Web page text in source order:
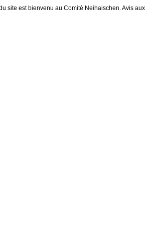
site est bienvenu au Comité Neihaischen. Avis